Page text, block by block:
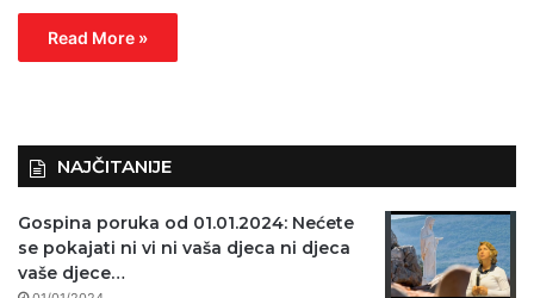
Read More »
NAJČITANIJE
Gospina poruka od 01.01.2024: Nećete
se pokajati ni vi ni vaša djeca ni djeca
vaše djece…